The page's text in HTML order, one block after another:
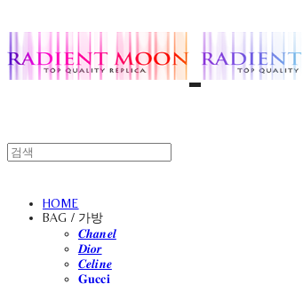
HOME
BAG / 가방
𝑪𝒉𝒂𝒏𝒆𝒍
𝑫𝒊𝒐𝒓
𝑪𝒆𝒍𝒊𝒏𝒆
𝐆𝐮𝐜𝐜𝐢